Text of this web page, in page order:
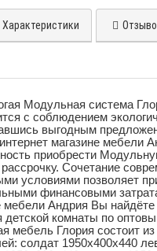
Характеристики
Модульная система
с соблюдением
выгодным
магазине мебели
приобрести
Сочетание
условиями позволяет
финансовыми
мебели Андрия Вы
комнаты по
мебель Глория состоит из
солдат 1950х400х440